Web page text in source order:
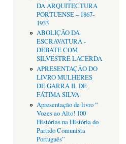
DA ARQUITECTURA
PORTUENSE – 1867-
1933
ABOLIÇÃO DA
ESCRAVATURA -
DEBATE COM
SILVESTRE LACERDA
APRESENTAÇÂO DO
LIVRO MULHERES
DE GARRA II, DE
FÁTIMA SILVA
Apresentação de livro “
Vozes ao Alto! 100
Histórias na História do
Partido Comunista
Português”